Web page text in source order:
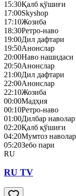
15:30Қалб қўшиғи
17:00Skyshop
17:10Жозиба
18:30Ретро-наво
19:00Дил дафтари
19:50Анонслар
20:00Наво нашидаси
20:50Анонслар
21:00Дил дафтари
22:00Анонслар
22:10Жозиба
00:00Мадҳия
00:10Ретро-наво
01:00Дилбар наволар
02:20Қалб қўшиғи
04:20Мумтоз наволар
05:20Зебо пари
RU
RU TV